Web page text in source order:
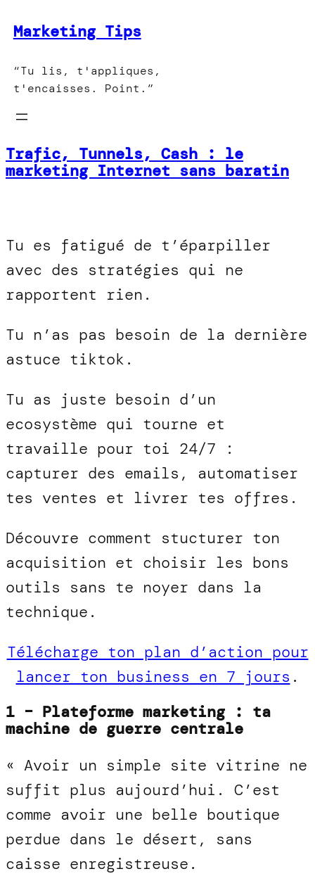
au
contenu
Marketing Tips
“Tu lis, t'appliques,
t'encaisses. Point.”
Trafic, Tunnels, Cash : le
marketing Internet sans baratin
Tu es fatigué de t’éparpiller
avec des stratégies qui ne
rapportent rien.
Tu n’as pas besoin de la dernière
astuce tiktok.
Tu as juste besoin d’un
ecosystème qui tourne et
travaille pour toi 24/7 :
capturer des emails, automatiser
tes ventes et livrer tes offres.
Découvre comment stucturer ton
acquisition et choisir les bons
outils sans te noyer dans la
technique.
Télécharge ton plan d’action pour
lancer ton business en 7 jours .
1 – Plateforme marketing : ta
machine de guerre centrale
« Avoir un simple site vitrine ne
suffit plus aujourd’hui. C’est
comme avoir une belle boutique
perdue dans le désert, sans
caisse enregistreuse.